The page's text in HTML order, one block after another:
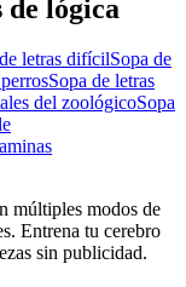
de lógica
letras difícilSopa de
Sopa de letras
del zoológicoSopa
múltiples modos de
Entrena tu cerebro
sin publicidad.